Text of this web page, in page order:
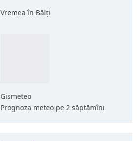
Vremea în Bălți
Gismeteo
Prognoza meteo pe 2 săptămîni